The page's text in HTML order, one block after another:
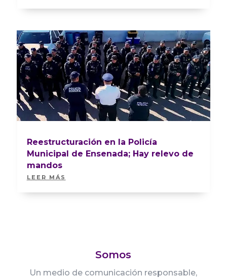
Reestructuración en la Policía
Municipal de Ensenada; Hay relevo de
mandos
LEER MÁS
Somos
Un medio de comunicación responsable,